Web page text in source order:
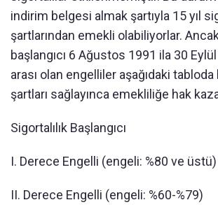
indirim belgesi almak şartıyla 15 yıl
şartlarından emekli olabiliyorlar.
başlangıcı 6 Ağustos 1991 ila 30
arası olan engelliler aşağıdaki
şartları sağlayınca emekliliğe hak
Sigortalılık Başlangıcı
I. Derece Engelli (engeli: %80 ve üstü)
II. Derece Engelli (engeli: %60-%79)